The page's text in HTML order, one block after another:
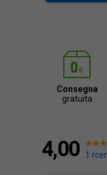
Consegna
gratuita
4,00 1